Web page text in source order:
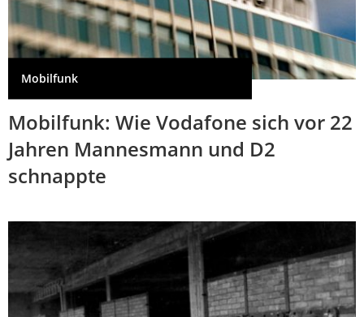
Mobilfunk
Mobilfunk: Wie Vodafone sich vor 22
Jahren Mannesmann und D2
schnappte